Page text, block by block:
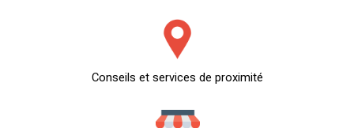
Conseils et services de proximité